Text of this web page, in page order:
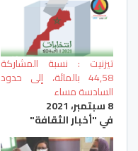
تيزنيت : نسبة المشاركة
44,58 بالمائة، إلى حدود
السادسة مساء
8 سبتمبر، 2021
في "أخبار الثقافة"